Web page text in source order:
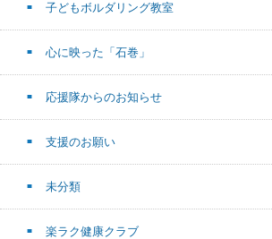
子どもボルダリング教室
心に映った「石巻」
応援隊からのお知らせ
支援のお願い
未分類
楽ラク健康クラブ